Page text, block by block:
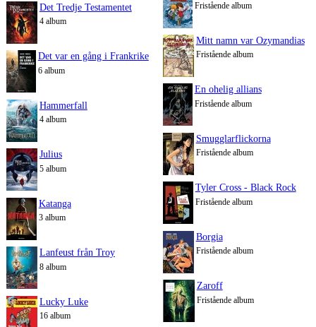
Det Tredje Testamentet
4 album
Det var en gång i Frankrike
6 album
Hammerfall
4 album
Julius
5 album
Katanga
3 album
Lanfeust från Troy
8 album
Lucky Luke
16 album
Fristående album
Mitt namn var Ozymandias
Fristående album
En ohelig allians
Fristående album
Smugglarflickorna
Fristående album
Tyler Cross - Black Rock
Fristående album
Borgia
Fristående album
Zaroff
Fristående album